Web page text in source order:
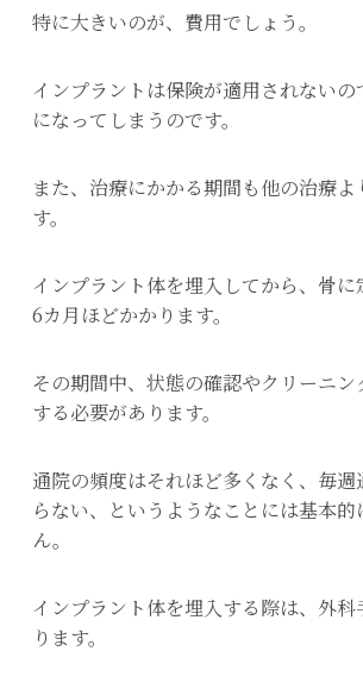
特に大きいのが、費用でしょう。
インプラントは保険が適用されないの
になってしまうのです。
また、治療にかかる期間も他の治療よ
す。
インプラント体を埋入してから、骨に
6カ月ほどかかります。
その期間中、状態の確認やクリーニ
する必要があります。
通院の頻度はそれほど多くなく、毎週
らない、というようなことには基本
ん。
インプラント体を埋入する際は、外科
ります。